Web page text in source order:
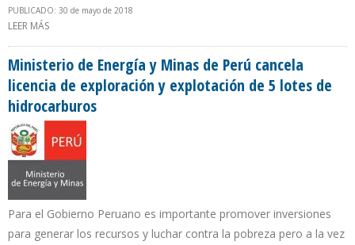
PUBLICADO: 30 de mayo de 2018
LEER MÁS
Ministerio de Energía y Minas de Perú cancela
licencia de exploración y explotación de 5 lotes de
hidrocarburos
Para el Gobierno Peruano es importante promover inversiones
para generar los recursos y luchar contra la pobreza pero a la vez